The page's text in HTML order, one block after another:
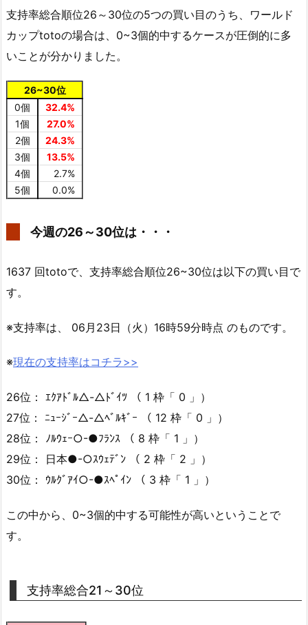
支持率総合順位26～30位の5つの買い目のうち、ワールド
カップtotoの場合は、0~3個的中するケースが圧倒的に多
いことが分かりました。
26~30位
0個
32.4%
1個
27.0%
2個
24.3%
3個
13.5%
4個
2.7%
5個
0.0%
今週の26～30位は・・・
1637 回totoで、支持率総合順位26~30位は以下の買い目で
す。
※支持率は、 06月23日（火）16時59分時点 のものです。
※現在の支持率はコチラ>>
26位： ｴｸｱﾄﾞﾙ△-△ﾄﾞｲﾂ （ 1 枠「 0 」）
27位： ﾆｭｰｼﾞｰ△-△ﾍﾞﾙｷﾞｰ （ 12 枠「 0 」）
28位： ﾉﾙｳｪｰ○-●ﾌﾗﾝｽ （ 8 枠「 1 」）
29位： 日本●-○ｽｳｪﾃﾞﾝ （ 2 枠「 2 」）
30位： ｳﾙｸﾞｱｲ○-●ｽﾍﾟｲﾝ （ 3 枠「 1 」）
この中から、0~3個的中する可能性が高いということで
す。
支持率総合21～30位